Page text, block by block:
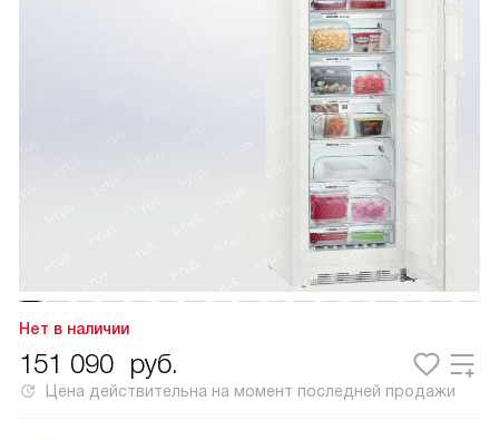
Нет в наличии
151 090 руб.
Цена действительна на момент последней продажи